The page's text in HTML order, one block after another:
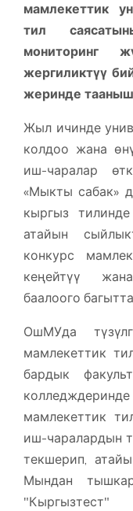
мамлекеттик
тил
мониторинг
жергиликтүү
жеринде
Жыл ичинде
колдоо жана
иш-чаралар
«Мыкты сабак»
кыргыз
атайын
конкурс
кеңейтүү
баалоого
ОшМУда
мамлекеттик
бардык
мамлекеттик
иш-чаралардын
текшерип,
Мындан